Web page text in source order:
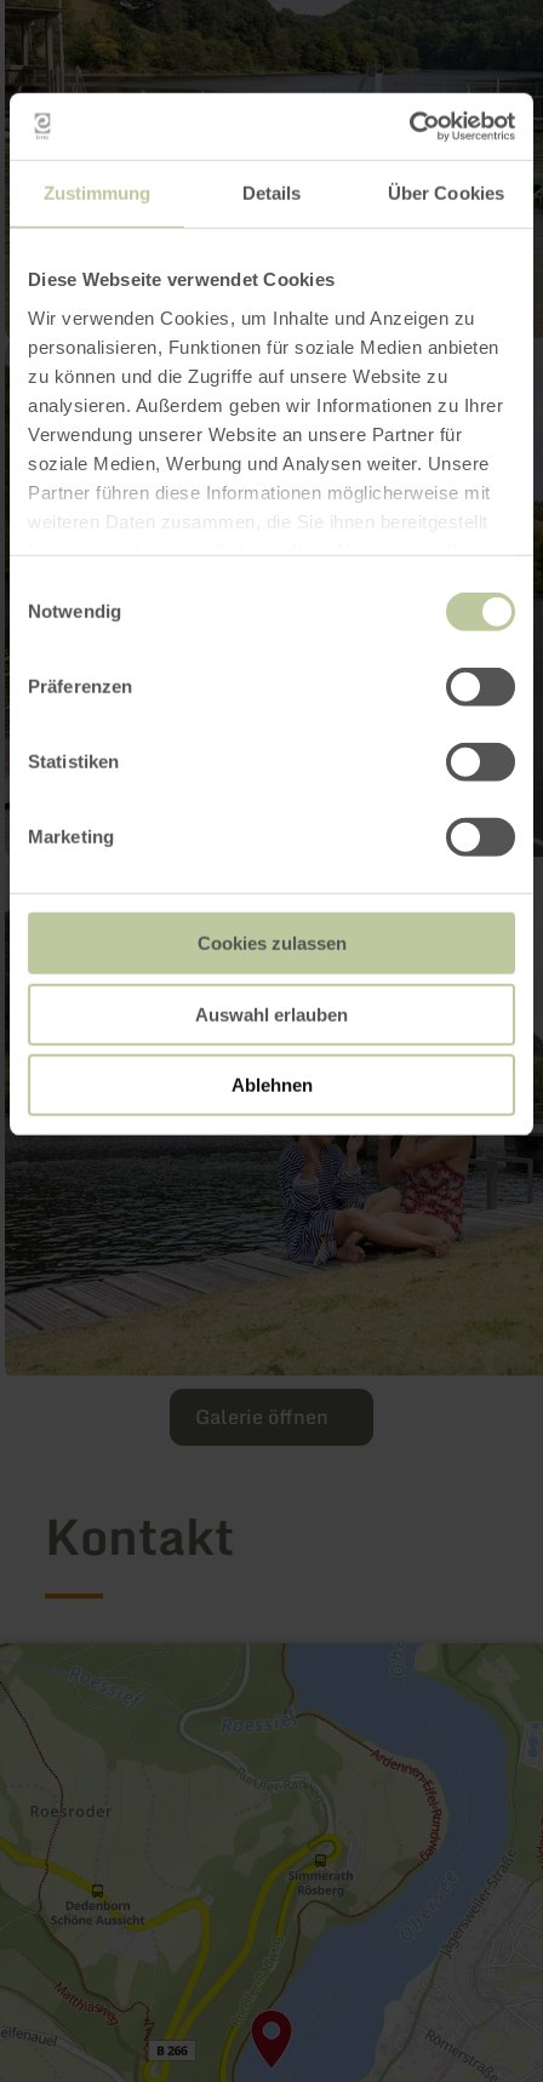
Zustimmung Details Über Cookies
Diese Webseite verwendet Cookies
Wir verwenden Cookies, um Inhalte und Anzeigen zu
personalisieren, Funktionen für soziale Medien anbieten
zu können und die Zugriffe auf unsere Website zu
analysieren. Außerdem geben wir Informationen zu Ihrer
Verwendung unserer Website an unsere Partner für
soziale Medien, Werbung und Analysen weiter. Unsere
Partner führen diese Informationen möglicherweise mit
weiteren Daten zusammen, die Sie ihnen bereitgestellt
Notwendig
Präferenzen
Statistiken
Marketing
Cookies zulassen
Auswahl erlauben
Ablehnen
Galerie öffnen
Kontakt